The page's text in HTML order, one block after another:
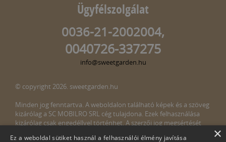
Ügyfélszolgálat
0036-21-2002004,
0040726-337275
info@sweetgarden.hu
© copyright 2026. sweetgarden.hu
Minden jog fenntartva. A weboldalon található képek és a szöveg
kizárólag a SC MOBILRO SRL cég tulajdona. Ezek felhasználása
kizárólag csak engedéllyel történhet. A szerzői jog megsértését
×
Ez a weboldal sütiket használ a felhasználói élmény javítása